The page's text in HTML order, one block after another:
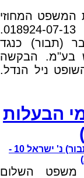
המחוזי
חיפה מיום 20.11.2013 בתיק ע"א 018924-07-13.
(תבור) כנגד
בע"מ. הבקשה
ניל הנדל.
10 – למי הבעלות
ע.א. (מחוזי חי') 18924-07-13 יוסף טאובר (תבור) נ' ישראל 10 -
משפט השלום